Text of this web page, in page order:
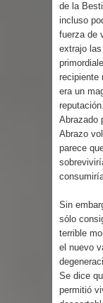
de la
incluso
fuerza de
extrajo
recipiente
era un
Abrazado
Abrazo
parece
Sin
sólo
terrible
el nuevo
Se dice
permitió